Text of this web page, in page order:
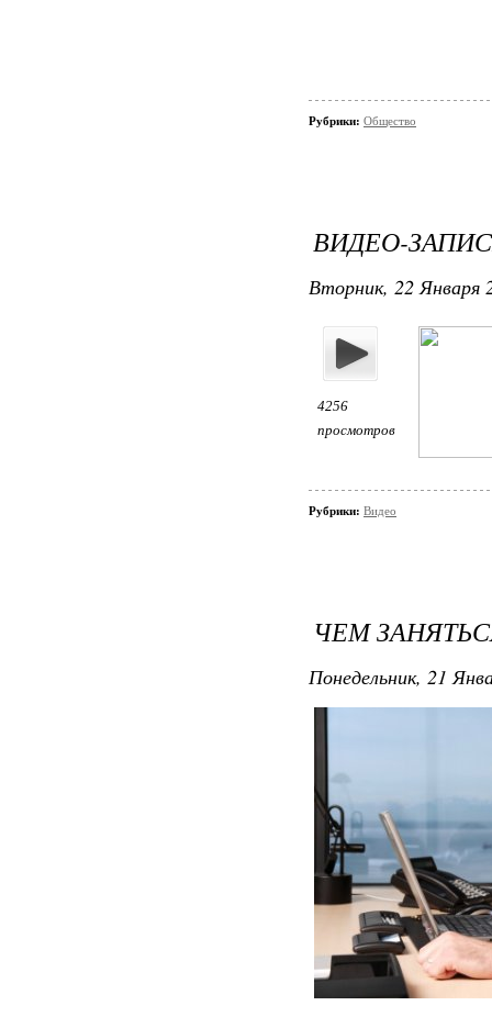
Рубрики: Общество
ВИДЕО-
Вторник, 22 Января
4256
просмотров
Рубрики: Видео
ЧЕМ
Понедельник, 21